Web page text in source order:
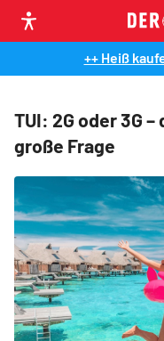
++ Heiß
TUI: 2G oder 3G
große Frage